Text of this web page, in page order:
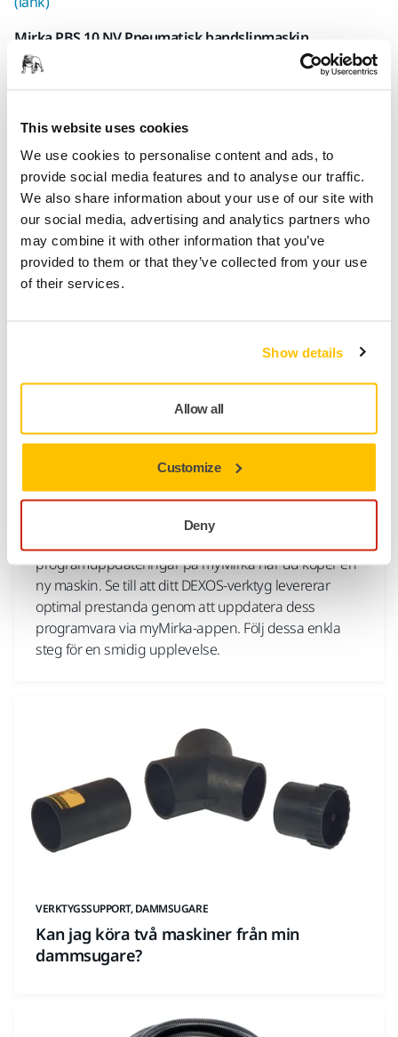
This website uses cookies
We use cookies to personalise content and ads, to
provide social media features and to analyse our traffic.
We also share information about your use of our site with
our social media, advertising and analytics partners who
may combine it with other information that you’ve
provided to them or that they’ve collected from your use
of their services.
Show details
Allow all
Customize
Deny
Mirka PBS 10 NV Pneumatisk bandslipmaskin
Serienumret finns på avtryckaren.
verktygskroppen.
Relaterade artiklar
Hur man uppdaterar Mirka® DEXOS
programuppdateringar på myMirka när du köper en
ny maskin. Se till att ditt DEXOS-verktyg levererar
optimal prestanda genom att uppdatera dess
programvara via myMirka-appen. Följ dessa enkla
steg för en smidig upplevelse.
VERKTYGSSUPPORT, DAMMSUGARE
Kan jag köra två maskiner från min
dammsugare?